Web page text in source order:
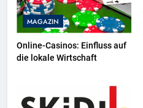
MAGAZIN
Online-Casinos: Einfluss auf
die lokale Wirtschaft